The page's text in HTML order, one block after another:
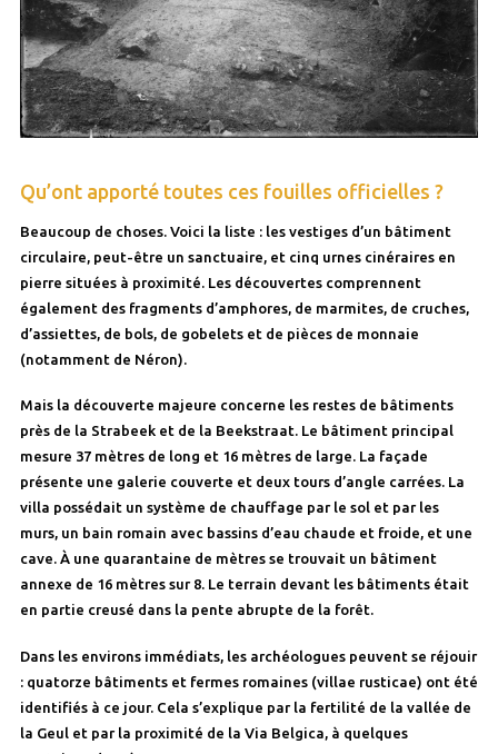
Qu’ont apporté toutes ces fouilles officielles ?
Beaucoup de choses. Voici la liste : les vestiges d’un bâtiment
circulaire, peut-être un sanctuaire, et cinq urnes cinéraires en
pierre situées à proximité. Les découvertes comprennent
également des fragments d’amphores, de marmites, de cruches,
d’assiettes, de bols, de gobelets et de pièces de monnaie
(notamment de Néron).
Mais la découverte majeure concerne les restes de bâtiments
près de la Strabeek et de la Beekstraat. Le bâtiment principal
mesure 37 mètres de long et 16 mètres de large. La façade
présente une galerie couverte et deux tours d’angle carrées. La
villa possédait un système de chauffage par le sol et par les
murs, un bain romain avec bassins d’eau chaude et froide, et une
cave. À une quarantaine de mètres se trouvait un bâtiment
annexe de 16 mètres sur 8. Le terrain devant les bâtiments était
en partie creusé dans la pente abrupte de la forêt.
Dans les environs immédiats, les archéologues peuvent se réjouir
: quatorze bâtiments et fermes romaines (villae rusticae) ont été
identifiés à ce jour. Cela s’explique par la fertilité de la vallée de
la Geul et par la proximité de la Via Belgica, à quelques